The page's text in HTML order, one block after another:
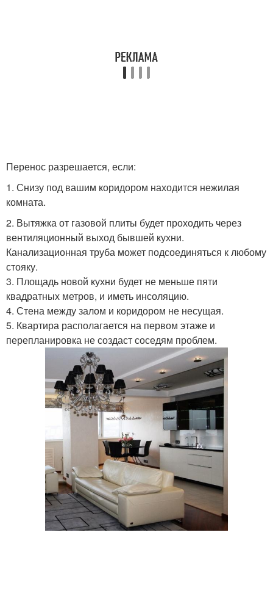
Перенос разрешается, если:
1. Снизу под вашим коридором находится нежилая
комната.
2. Вытяжка от газовой плиты будет проходить через
вентиляционный выход бывшей кухни.
Канализационная труба может подсоединяться к любому
стояку.
3. Площадь новой кухни будет не меньше пяти
квадратных метров, и иметь инсоляцию.
4. Стена между залом и коридором не несущая.
5. Квартира располагается на первом этаже и
перепланировка не создаст соседям проблем.